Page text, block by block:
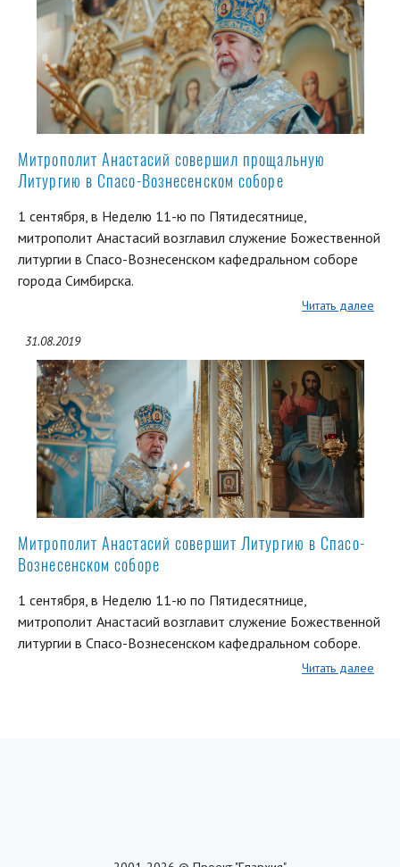
Митрополит Анастасий совершил прощальную
Литургию в Спасо-Вознесенском соборе
1 сентября, в Неделю 11-ю по Пятидесятнице,
митрополит Анастасий возглавил служение Божественной
литургии в Спасо-Вознесенском кафедральном соборе
города Симбирска.
Читать далее
31.08.2019
Митрополит Анастасий совершит Литургию в Спасо-
Вознесенском соборе
1 сентября, в Неделю 11-ю по Пятидесятнице,
митрополит Анастасий возглавит служение Божественной
литургии в Спасо-Вознесенском кафедральном соборе.
Читать далее